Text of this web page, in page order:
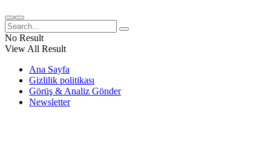
No Result
View All Result
Ana Sayfa
Gizlilik politikası
Görüş & Analiz Gönder
Newsletter